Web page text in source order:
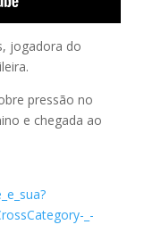
jogadora do
pressão no
e chegada ao
_-